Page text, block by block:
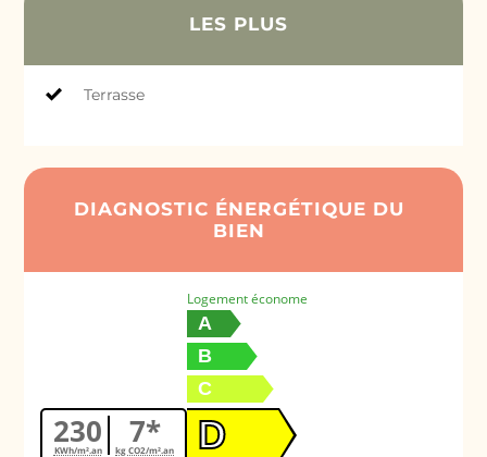
LES PLUS
Terrasse
DIAGNOSTIC ÉNERGÉTIQUE DU
BIEN
230
KWh/m².an 7*
kg CO2/m².an
Logement économe
A
B
C
D